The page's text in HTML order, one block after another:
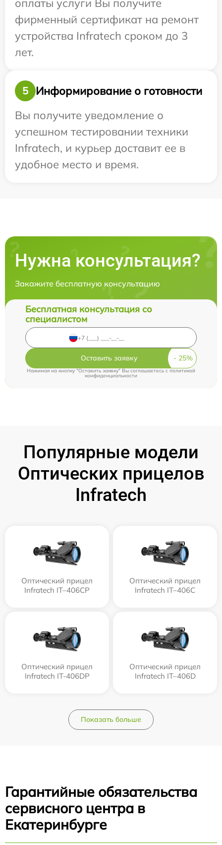
оплаты услуги Вы получите
фирменный сертификат на ремонт
устройства Infratech сроком до 3
лет.
5
Информирование о готовности
Вы получите уведомление о
успешном тестировании техники
Infratech, и курьер доставит ее в
удобное место и время.
Нужна консультация?
Закажите бесплатную консультацию
Бесплатная консультация со
специалистом
Оставить заявку
Нажимая на кнопку "Оставить заявку" Вы соглашаетесь c политикой
конфиденциальности
Популярные модели
Оптических прицелов
Infratech
Оптический прицел
Infratech IT–406СP
Оптический прицел
Infratech IT–406С
Оптический прицел
Infratech IT-406DP
Оптический прицел
Infratech IT–406D
Показать больше
Гарантийные обязательства
сервисного центра в
Екатеринбурге